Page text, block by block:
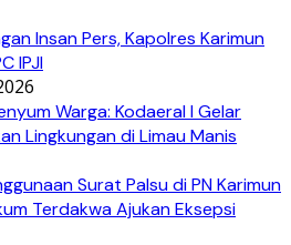
Insan Pers, Kapolres Karimun
IPJI
Warga: Kodaeral I Gelar
Lingkungan di Limau Manis
Surat Palsu di PN Karimun
Terdakwa Ajukan Eksepsi